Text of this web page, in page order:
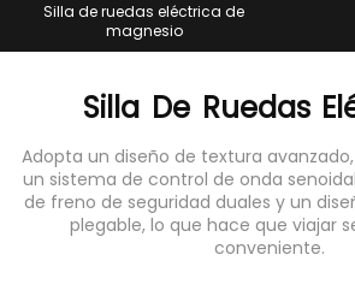
Silla de ruedas eléctrica de
magnesio
Silla De Ruedas
Adopta un diseño de textura
un sistema de control de onda
de freno de seguridad duales y un
plegable, lo que hace que viajar
conveniente.